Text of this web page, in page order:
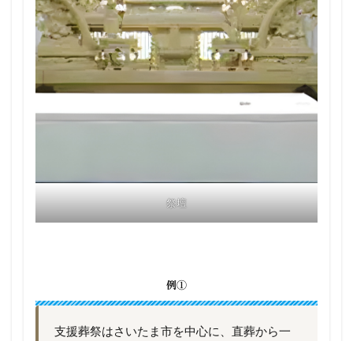
祭壇
例①
支援葬祭はさいたま市を中心に、直葬から一